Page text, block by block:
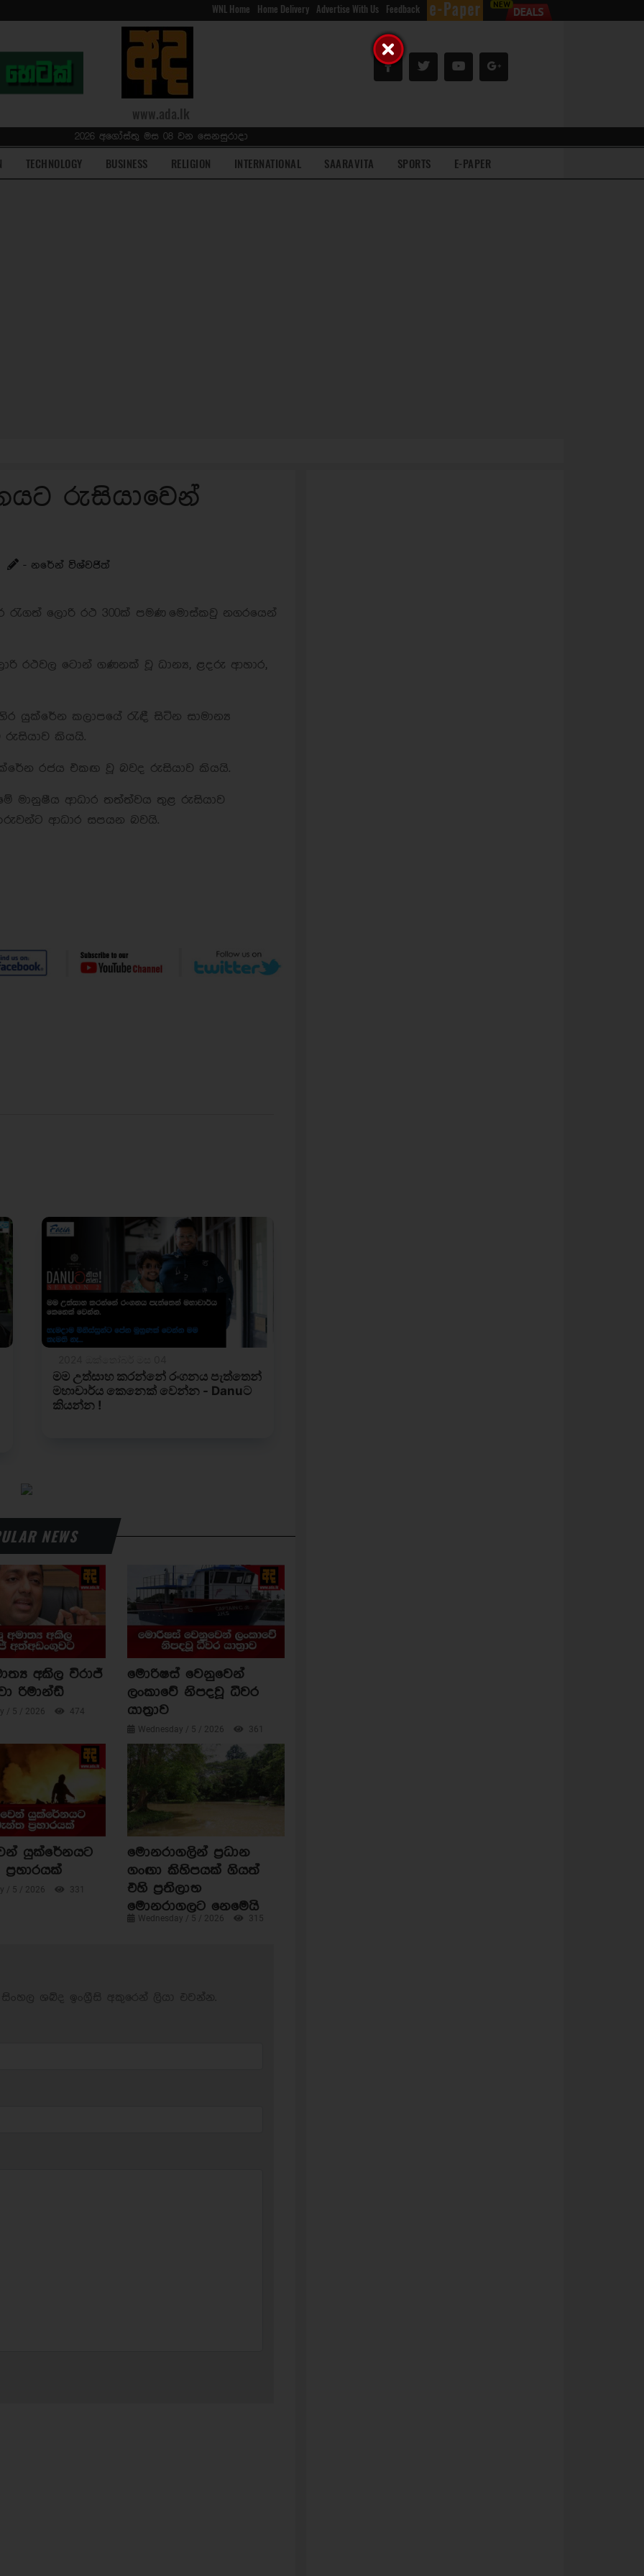
WNL Home Home Delivery Advertise With Us Feedback
www.ada.lk
2026 අගෝස්තු මස 08 වන සෙනසුරාදා
TECHNOLOGY BUSINESS RELIGION INTERNATIONAL SAARAVITA SPORTS E-PAPER
රුසියාවෙන්
- නරේන් විශ්වජිත්
රැගත් ලොරි රථ 300ක් පමණ මොස්කවු නගරයෙන්
රථවල ටොන් ගණනක් වූ ධාන්‍ය, ළදරු ආහාර,
යුක්රේන කලාපයේ රැඳී සිටින සාමාන්‍ය
රුසියාව කියයි.
රජය එකඟ වූ බවද රුසියාව කියයි.
මානුෂීය ආධාර තත්ත්වය තුළ රුසියාව
ආධාර සපයන බවයි.
NEWS
අකිල විරාජ්
රිමාන්ඩ්
/ 5 / 2026 474
මොරිෂස් වෙනුවෙන්
ලංකාවේ නිපදවූ ධීවර
යාත්‍රාව
Wednesday / 5 / 2026 361
යුක්රේනයට
/ 5 / 2026 331
මොනරාගලින් ප්‍රධාන
ගංඟා කිහිපයක් ගියත්
එහි ප්‍රතිලාභ
මොනරාගලට නෙමෙයි
Wednesday / 5 / 2026 315